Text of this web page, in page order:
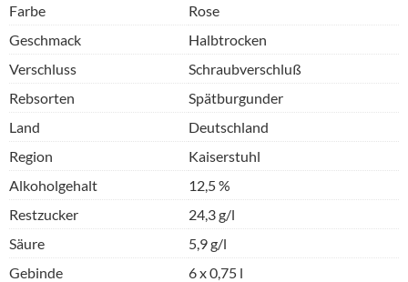
Farbe
Rose
Geschmack
Halbtrocken
Verschluss
Schraubverschluß
Rebsorten
Spätburgunder
Land
Deutschland
Region
Kaiserstuhl
Alkoholgehalt
12,5 %
Restzucker
24,3 g/l
Säure
5,9 g/l
Gebinde
6 x 0,75 l